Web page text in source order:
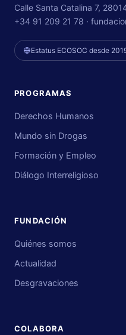
Calle Santa Catalina 7,
+34 91 209 21 78 ·
Estatus ECOSOC desde
PROGRAMAS
Derechos Humanos
Mundo sin Drogas
Formación y Empleo
Diálogo Interreligioso
FUNDACIÓN
Quiénes somos
Actualidad
Desgravaciones
COLABORA